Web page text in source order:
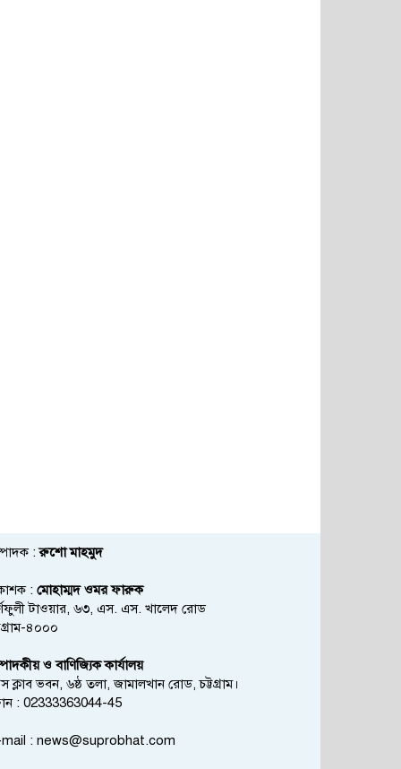
:রুশো মাহমুদ
: মোহাম্মদ ওমর ফারুক
টাওয়ার, ৬৩, এস. এস. খালেদ রোড
৪০০০
ও বাণিজ্যিক কার্যালয়
ক্লাব ভবন, ৬ষ্ঠ তলা, জামালখান রোড, চট্টগ্রাম।
: 02333363044-45
: news@suprobhat.com